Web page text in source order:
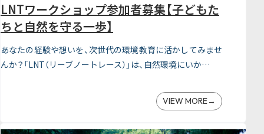
LNTワークショップ参加者募集【子どもた
ちと自然を守る一歩】
あなたの経験や想いを、次世代の環境教育に活かしてみませ
んか？「LNT（リーブノートレース）」は、自然環境にいか…
VIEW MORE